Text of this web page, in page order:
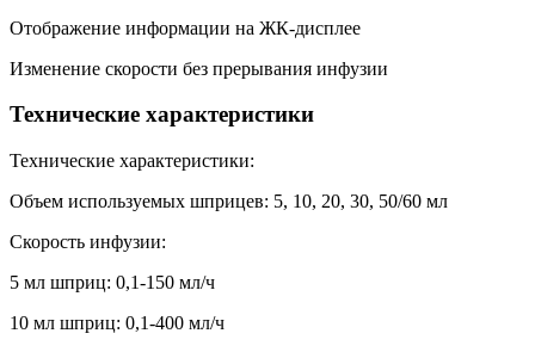
Отображение информации на ЖК-дисплее
Изменение скорости без прерывания инфузии
Технические характеристики
Технические характеристики:
Объем используемых шприцев: 5, 10, 20, 30, 50/60 мл
Скорость инфузии:
5 мл шприц: 0,1-150 мл/ч
10 мл шприц: 0,1-400 мл/ч